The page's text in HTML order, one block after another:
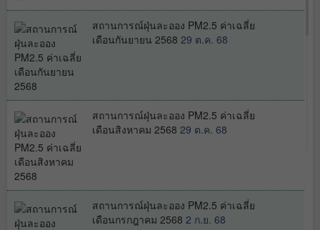
ธ.ค. 68
ขยะมูลฝอยในพื้นที่จังหวัดกาญจนบุรี 29
ธ.ค. 68
สถานการณ์ฝุ่นละออง PM2.5 ค่าเฉลี่ย
เดือนกันยายน 2568 29 ต.ค. 68
สถานการณ์ฝุ่นละออง PM2.5 ค่าเฉลี่ย
เดือนสิงหาคม 2568 29 ต.ค. 68
สถานการณ์ฝุ่นละออง PM2.5 ค่าเฉลี่ย
เดือนกรกฎาคม 2568 2 ก.ย. 68